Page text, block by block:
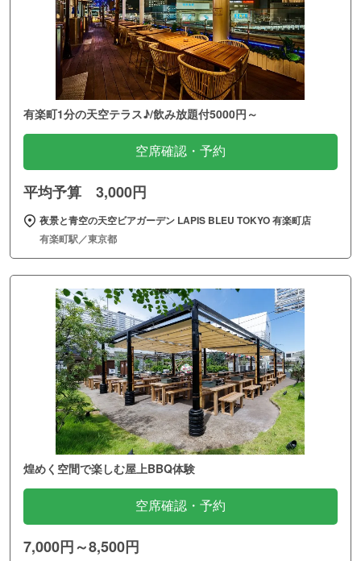
有楽町1分の天空テラス♪/飲み放題付5000円～
空席確認・予約
平均予算 3,000円
夜景と青空の天空ビアガーデン LAPIS BLEU TOKYO 有楽町店
有楽町駅／東京都
煌めく空間で楽しむ屋上BBQ体験
空席確認・予約
7,000円～8,500円